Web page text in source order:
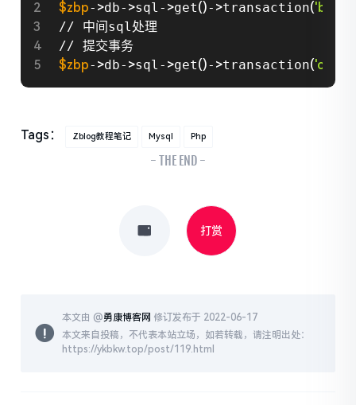
$zbp- >db- >sql- >get()- >transaction('begin'
// 中间sql处理
$zbp- >db- >sql- >get()- >transaction(
Tags： Zblog教程笔记 Mysql Php
- THE END -
打赏
本文由 @勇康博客网 修订发布于 2022-06-17
本文来自投稿，不代表本站立场，如若转载，请注明出处：
https://ykbkw.top/post/119.html